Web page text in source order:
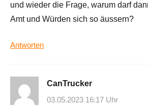
und wieder die Frage, warum darf
Amt und Würden sich so äussern?
Antworten
CanTrucker
03.05.2023 16:17 Uhr